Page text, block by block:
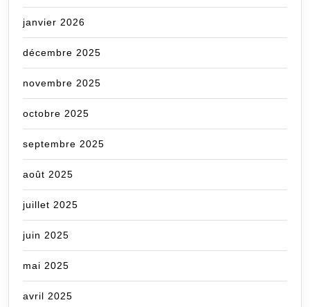
janvier 2026
décembre 2025
novembre 2025
octobre 2025
septembre 2025
août 2025
juillet 2025
juin 2025
mai 2025
avril 2025